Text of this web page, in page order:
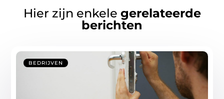
Hier zijn enkele gerelateerde
berichten
BEDRIJVEN